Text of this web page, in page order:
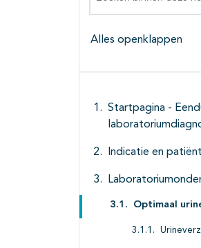
Alles openklappen
Startpagina -
Indicatie en
Optimaal